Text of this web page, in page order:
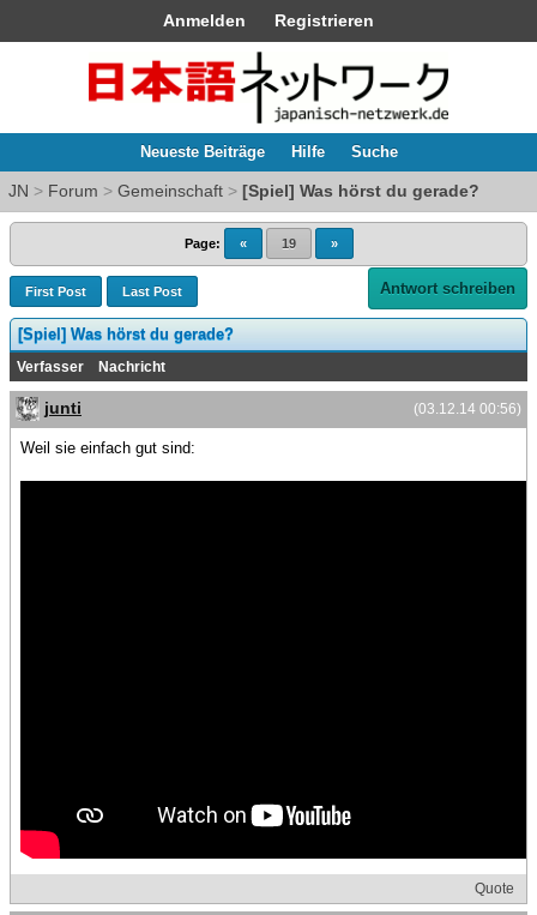
Anmelden Registrieren
Neueste Beiträge Hilfe Suche
JN > Forum > Gemeinschaft > [Spiel] Was hörst du gerade?
Page: « 19 »
First Post Last Post Antwort schreiben
[Spiel] Was hörst du gerade?
Verfasser Nachricht
(03.12.14 00:56)
junti
Weil sie einfach gut sind:
Quote